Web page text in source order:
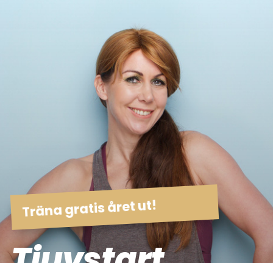
Träna gratis året ut!